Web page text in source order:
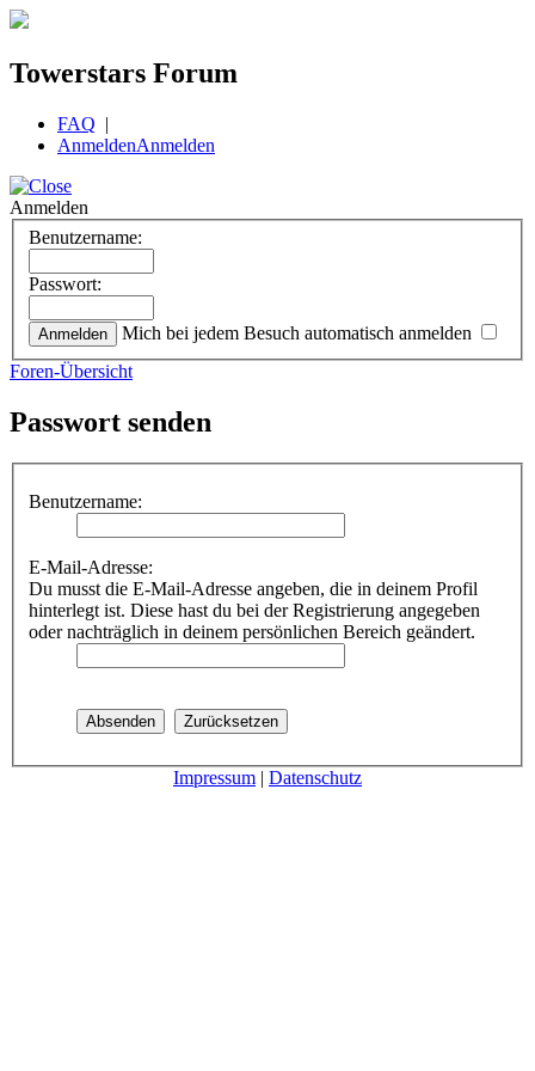
Towerstars Forum
FAQ |
AnmeldenAnmelden
Anmelden
Benutzername:
Passwort:
Mich bei jedem Besuch automatisch anmelden
Foren-Übersicht
Passwort senden
Benutzername:
E-Mail-Adresse:
Du musst die E-Mail-Adresse angeben, die in deinem Profil
hinterlegt ist. Diese hast du bei der Registrierung angegeben
oder nachträglich in deinem persönlichen Bereich geändert.
Impressum | Datenschutz